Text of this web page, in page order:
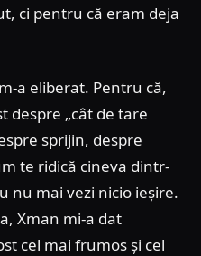
ci pentru că eram deja
a eliberat. Pentru că,
despre „cât de tare
sprijin, despre
te ridică cineva dintr-
nu mai vezi nicio ieșire.
Xman mi-a dat
cel mai frumos și cel